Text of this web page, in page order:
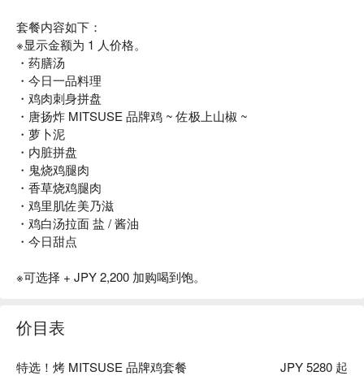
套餐内容如下：
※显示金额为 1 人价格。
・药膳汤
・今日一品料理
・鸡肉刺身拼盘
・唐扬炸 MITSUSE 品牌鸡 ~ 佐极上山椒 ~
・萝卜泥
・内脏拼盘
・鬼烧鸡腿肉
・香草烧鸡腿肉
・鸡里肌佐美乃滋
・鸡白汤拉面 盐 / 酱油
・今日甜点
※可选择 + JPY 2,200 加购喝到饱。
价目表
特选！烤 MITSUSE 品牌鸡套餐 JPY 5280 起